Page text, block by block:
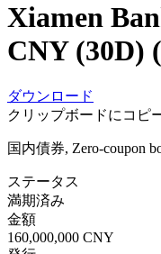
Xiamen
CNY (30D)
ダウンロード
クリップボードにコピ
国内債券, Zero-coupon
ステータス
満期済み
金額
160,000,000 CNY